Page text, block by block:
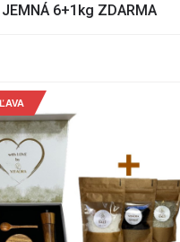
6+1kg ZDARMA